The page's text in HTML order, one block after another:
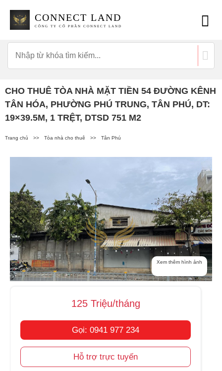
CONNECT LAND
CÔNG TY CỔ PHẦN CONNECT LAND
CHO THUÊ TÒA NHÀ MẶT TIỀN 54 ĐƯỜNG KÊNH
TÂN HÓA, PHƯỜNG PHÚ TRUNG, TÂN PHÚ, DT:
19×39.5M, 1 TRỆT, DTSD 751 M2
Trang chủ >> Tòa nhà cho thuê >> Tân Phú
Xem thêm hình ảnh
125 Triệu/tháng
Gọi: 0941 977 234
Hỗ trợ trực tuyến